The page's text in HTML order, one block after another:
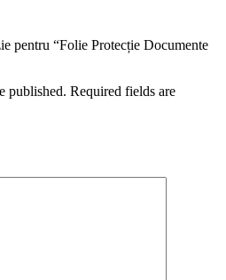
pentru “Folie Protecție Documente
published. Required fields are